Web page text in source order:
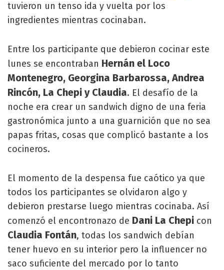
tuvieron un tenso ida y vuelta por los
ingredientes mientras cocinaban.
Entre los participante que debieron cocinar este
lunes se encontraban Hernán el Loco
Montenegro, Georgina Barbarossa, Andrea
Rincón, La Chepi y Claudia. El desafío de la
noche era crear un sandwich digno de una feria
gastronómica junto a una guarnición que no sea
papas fritas, cosas que complicó bastante a los
cocineros.
El momento de la despensa fue caótico ya que
todos los participantes se olvidaron algo y
debieron prestarse luego mientras cocinaba. Así
comenzó el encontronazo de Dani La Chepi con
Claudia Fontán, todas los sandwich debían
tener huevo en su interior pero la influencer no
saco suficiente del mercado por lo tanto